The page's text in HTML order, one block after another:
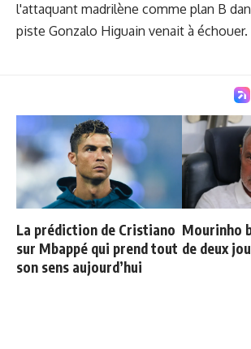
l'attaquant madrilène comme plan B
piste Gonzalo Higuain venait à échouer.
La prédiction de Cristiano
sur Mbappé qui prend tout
son sens aujourd’hui
Mourinho
de deux